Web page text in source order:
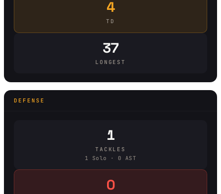
4
TD
37
LONGEST
DEFENSE
1
TACKLES
1 Solo · 0 AST
0